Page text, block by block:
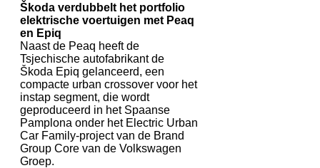
Škoda verdubbelt het portfolio
elektrische voertuigen met Peaq
en Epiq
Naast de Peaq heeft de
Tsjechische autofabrikant de
Škoda Epiq gelanceerd, een
compacte urban crossover voor het
instap segment, die wordt
geproduceerd in het Spaanse
Pamplona onder het Electric Urban
Car Family-project van de Brand
Group Core van de Volkswagen
Groep.